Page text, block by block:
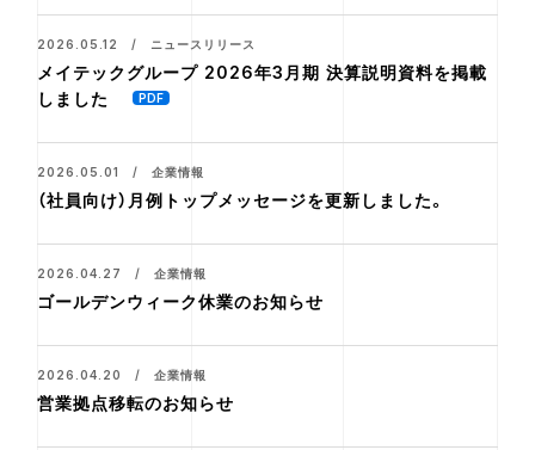
2026.05.12 / ニュースリリース
メイテックグループ 2026年3月期 決算説明資料を掲載
しました
2026.05.01 / 企業情報
（社員向け）月例トップメッセージを更新しました。
2026.04.27 / 企業情報
ゴールデンウィーク休業のお知らせ
2026.04.20 / 企業情報
営業拠点移転のお知らせ